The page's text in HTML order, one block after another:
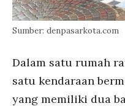
Sumber: denpasarkota.com
Dalam satu rumah
satu kendaraan
yang memiliki dua